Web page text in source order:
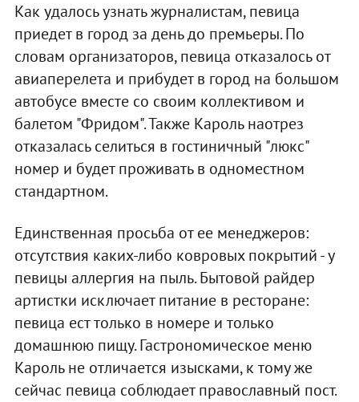
Как удалось узнать журналистам, певица
приедет в город за день до премьеры. По
словам организаторов, певица отказалось от
авиаперелета и прибудет в город на большом
автобусе вместе со своим коллективом и
балетом "Фридом". Также Кароль наотрез
отказалась селиться в гостиничный "люкс"
номер и будет проживать в одноместном
стандартном.
Единственная просьба от ее менеджеров:
отсутствия каких-либо ковровых покрытий - у
певицы аллергия на пыль. Бытовой райдер
артистки исключает питание в ресторане:
певица ест только в номере и только
домашнюю пищу. Гастрономическое меню
Кароль не отличается изысками, к тому же
сейчас певица соблюдает православный пост.